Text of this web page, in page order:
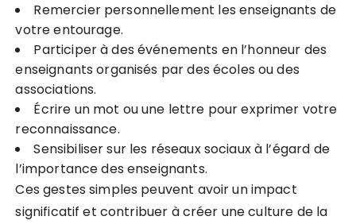
Remercier personnellement les enseignants de
votre entourage.
Participer à des événements en l’honneur des
enseignants organisés par des écoles ou des
associations.
Écrire un mot ou une lettre pour exprimer votre
reconnaissance.
Sensibiliser sur les réseaux sociaux à l’égard de
l’importance des enseignants.
Ces gestes simples peuvent avoir un impact
significatif et contribuer à créer une culture de la